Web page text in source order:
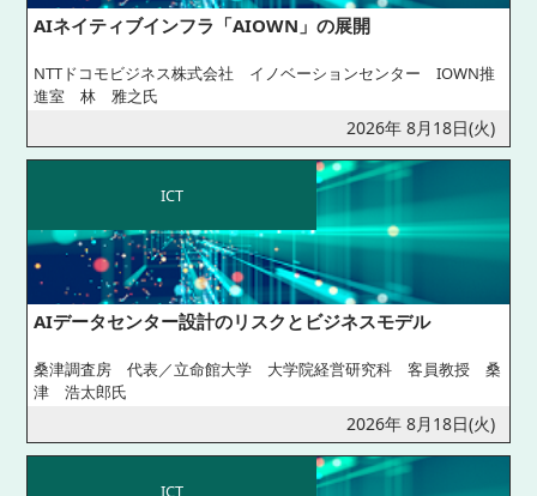
AIネイティブインフラ「AIOWN」の展開
NTTドコモビジネス株式会社 イノベーションセンター IOWN推
進室 林 雅之氏
2026年 8月18日(火)
ICT
AIデータセンター設計のリスクとビジネスモデル
桑津調査房 代表／立命館大学 大学院経営研究科 客員教授 桑
津 浩太郎氏
2026年 8月18日(火)
ICT